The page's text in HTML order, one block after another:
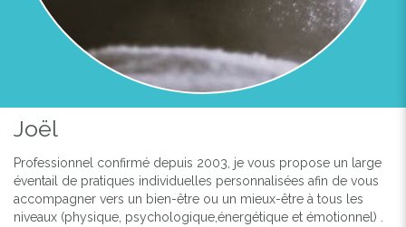
Joël
Professionnel confirmé depuis 2003, je vous propose un large
éventail de pratiques individuelles personnalisées afin de vous
accompagner vers un bien-être ou un mieux-être à tous les
niveaux (physique, psychologique,énergétique et émotionnel) .